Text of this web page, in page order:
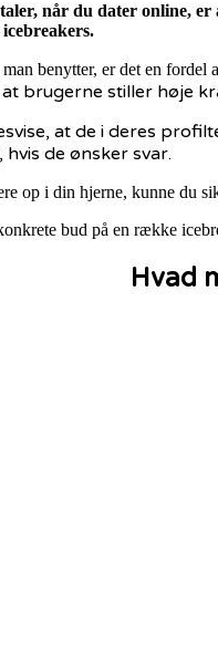
når du dater online,
benytter, er det en fordel
at brugerne stiller høje
at de i deres
de ønsker svar.
op i din hjerne, kunne du
bud på en række
Hvad